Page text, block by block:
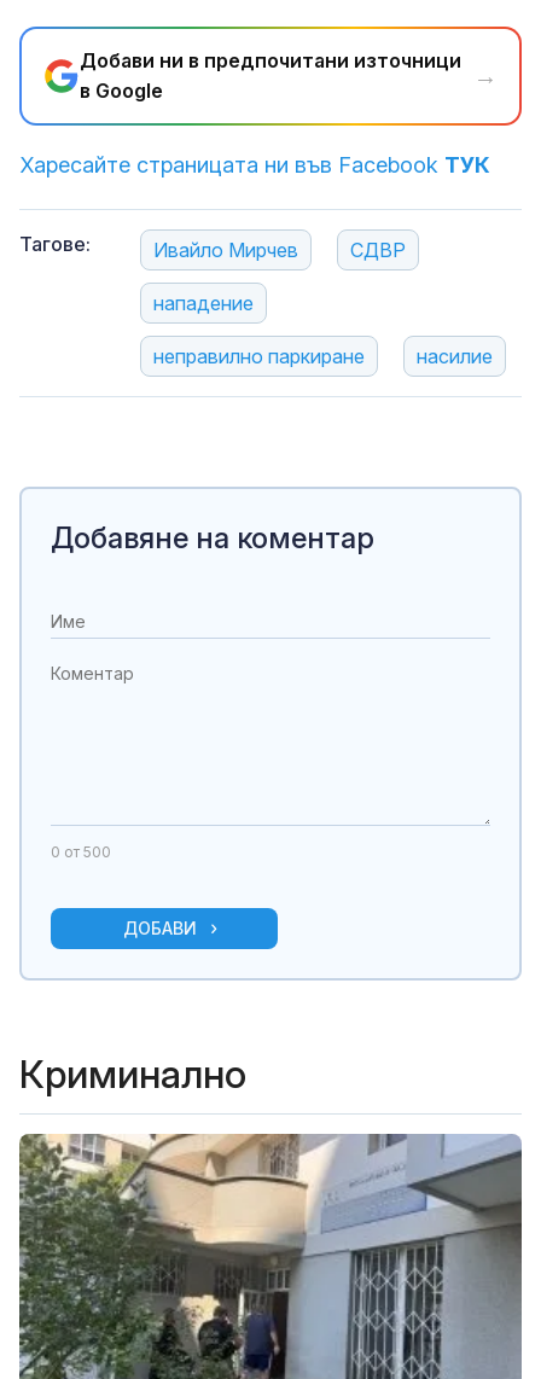
Добави ни в предпочитани източници
в Google
→
Харесайте страницата ни във Facebook ТУК
Тагове: Ивайло Мирчев СДВР
нападение
неправилно паркиране насилие
Добавяне на коментар
0 от 500
ДОБАВИ
Криминално